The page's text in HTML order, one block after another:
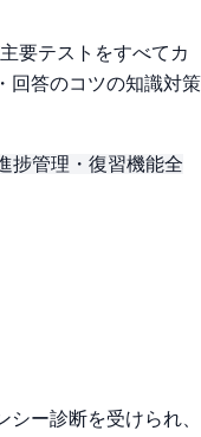
要テストをすべてカ
回答のコツの知識対策
捗管理・復習機能全
ー診断を受けられ、